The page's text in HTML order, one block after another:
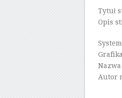
Tytuł
Opis
Autor